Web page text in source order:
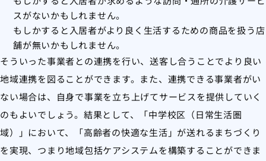
スがないかもしれません。
もしかすると入居者がより良く生活するための商品を扱う店
舗が無いかもしれません。
そういった事業者との連携を行い、送客し合うことでより良い
地域連携を図ることができます。また、連携できる事業者がい
ない場合は、自身で事業を立ち上げてサービスを提供していく
のもよいでしょう。結果として、「中学校区（日常生活圏
域）」において、「高齢者の快適な生活」が送れるまちづくり
を実現、つまり地域包括ケアシステムを構築することができま